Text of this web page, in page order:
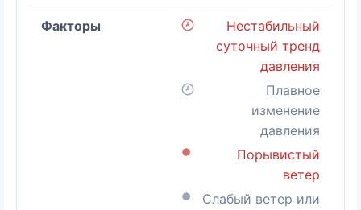
Нестабильный
суточный тренд
давления
Плавное
изменение
давления
Порывистый
ветер
Слабый ветер или